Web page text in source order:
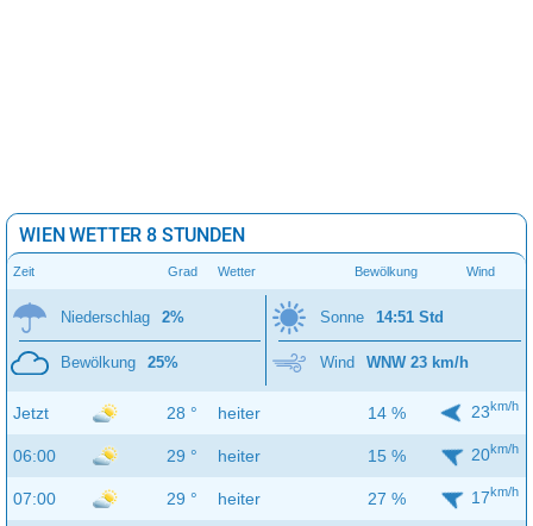
WIEN WETTER 8 STUNDEN
Zeit Grad Wetter Bewölkung Wind
Niederschlag 2%
Bewölkung 25%
Sonne 14:51 Std
Wind WNW 23 km/h
Jetzt 28 ° heiter 14 % 23km/h
06:00 29 ° heiter 15 % 20km/h
07:00 29 ° heiter 27 % 17km/h